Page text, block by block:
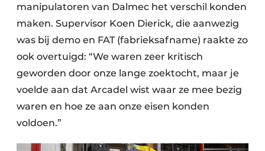
manipulatoren van Dalmec het verschil konden
maken. Supervisor Koen Dierick, die aanwezig
was bij demo en FAT (fabrieksafname) raakte zo
ook overtuigd: “We waren zeer kritisch
geworden door onze lange zoektocht, maar je
voelde aan dat Arcadel wist waar ze mee bezig
waren en hoe ze aan onze eisen konden
voldoen.”